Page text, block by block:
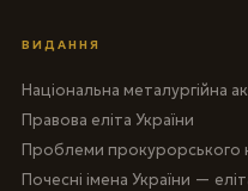
ВИДАННЯ
Національна металургійна
Правова еліта України
Проблеми прокурорського
Почесні імена України —